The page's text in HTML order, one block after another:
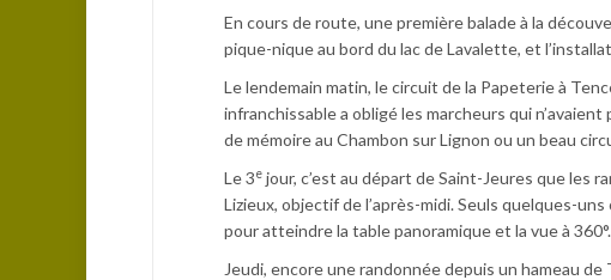
En cours de route, une première balade à la
pique-nique au bord du lac de Lavalette, et
Le lendemain matin, le circuit de la Papeterie à
infranchissable a obligé les marcheurs qui
de mémoire au Chambon sur Lignon ou un beau
Le 3e jour, c’est au départ de Saint-Jeures que les
Lizieux, objectif de l’après-midi. Seuls quelques-
pour atteindre la table panoramique et la vue à 360°.
Jeudi, encore une randonnée depuis un hameau